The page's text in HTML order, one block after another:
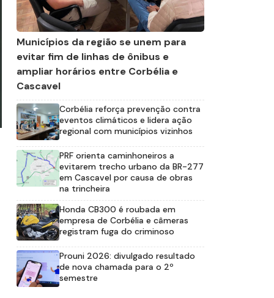
Municípios da região se unem para
evitar fim de linhas de ônibus e
ampliar horários entre Corbélia e
Cascavel
Corbélia reforça prevenção contra
eventos climáticos e lidera ação
regional com municípios vizinhos
PRF orienta caminhoneiros a
evitarem trecho urbano da BR-277
em Cascavel por causa de obras
na trincheira
Honda CB300 é roubada em
empresa de Corbélia e câmeras
registram fuga do criminoso
Prouni 2026: divulgado resultado
de nova chamada para o 2º
semestre